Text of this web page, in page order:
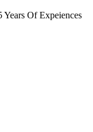
Years Of Expeiences